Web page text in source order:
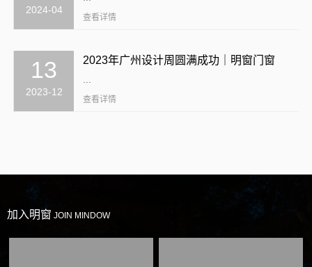
2024-04
查看详情
13
2023-12
2023年广州设计周圆满成功｜明窗门窗
查看详情
加入明窗 JOIN MINDOW